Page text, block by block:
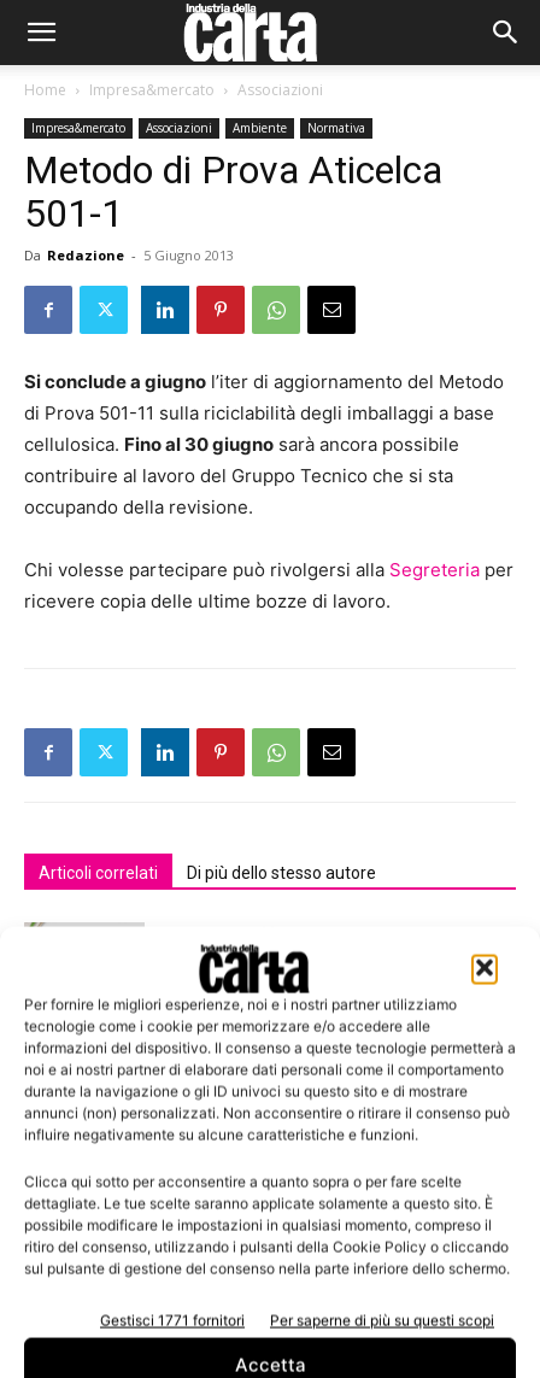
Per fornire le migliori esperienze, noi e i nostri partner utilizziamo
tecnologie come i cookie per memorizzare e/o accedere alle
informazioni del dispositivo. Il consenso a queste tecnologie permetterà a
noi e ai nostri partner di elaborare dati personali come il comportamento
durante la navigazione o gli ID univoci su questo sito e di mostrare
annunci (non) personalizzati. Non acconsentire o ritirare il consenso può
influire negativamente su alcune caratteristiche e funzioni.
Clicca qui sotto per acconsentire a quanto sopra o per fare scelte
dettagliate. Le tue scelte saranno applicate solamente a questo sito. È
possibile modificare le impostazioni in qualsiasi momento, compreso il
ritiro del consenso, utilizzando i pulsanti della Cookie Policy o cliccando
sul pulsante di gestione del consenso nella parte inferiore dello schermo.
Gestisci 1771 fornitori Per saperne di più su questi scopi
Accetta
Home Impresa&mercato Associazioni
Impresa&mercato Associazioni Ambiente Normativa
Metodo di Prova Aticelca
501-1
Da Redazione - 5 Giugno 2013
Si conclude a giugno l’iter di aggiornamento del Metodo
di Prova 501-11 sulla riciclabilità degli imballaggi a base
cellulosica. Fino al 30 giugno sarà ancora possibile
contribuire al lavoro del Gruppo Tecnico che si sta
occupando della revisione.
Chi volesse partecipare può rivolgersi alla Segreteria per
ricevere copia delle ultime bozze di lavoro.
Articoli correlati Di più dello stesso autore
cartone: nel 2025 l’Italia sfiora 4 milioni
di tonnellate raccolte
Unione GCT: fare squadra per guidare
l’innovazione
due giornate dedicate al futuro della
filiera grafica e cartotecnica